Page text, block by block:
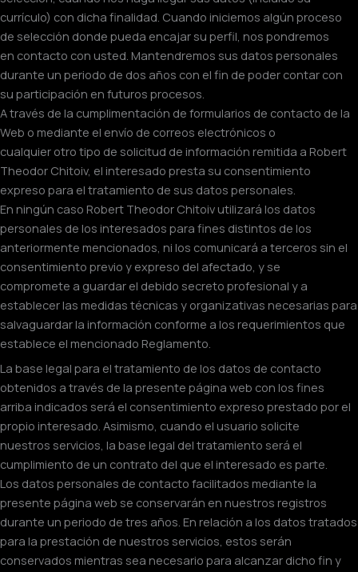
currículo) con dicha finalidad. Cuando iniciemos algún proceso
de selección donde pueda encajar su perfil, nos pondremos
en contacto con usted. Mantendremos sus datos personales
durante un periodo de dos años con el fin de poder contar con
su participación en futuros procesos.
A través de la cumplimentación de formularios de contacto de la
Web o mediante el envío de correos electrónicos o
cualquier otro tipo de solicitud de información remitida a Robert
Theodor Chitoiv, el interesado presta su consentimiento
expreso para el tratamiento de sus datos personales.
En ningún caso Robert Theodor Chitoiv utilizará los datos
personales de los interesados para fines distintos de los
anteriormente mencionados, ni los comunicará a terceros sin el
consentimiento previo y expreso del afectado, y se
compromete a guardar el debido secreto profesional y a
establecer las medidas técnicas y organizativas necesarias para
salvaguardar la información conforme a los requerimientos que
establece el mencionado Reglamento.
La base legal para el tratamiento de los datos de contacto
obtenidos a través de la presente página web con los fines
arriba indicados será el consentimiento expreso prestado por el
propio interesado. Asimismo, cuando el usuario solicite
nuestros servicios, la base legal del tratamiento será el
cumplimiento de un contrato del que el interesado es parte.
Los datos personales de contacto facilitados mediante la
presente página web se conservarán en nuestros registros
durante un periodo de tres años. En relación a los datos tratados
para la prestación de nuestros servicios, estos serán
conservados mientras sea necesario para alcanzar dicho fin y